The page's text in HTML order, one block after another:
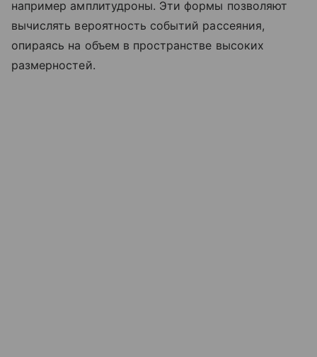
например амплитудроны. Эти формы позволяют
вычислять вероятность событий рассеяния,
опираясь на объем в пространстве высоких
размерностей.